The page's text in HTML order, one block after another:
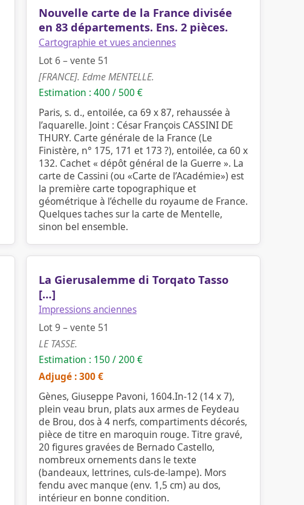
Nouvelle carte de la France divisée
en 83 départements. Ens. 2 pièces.
Cartographie et vues anciennes
Lot 6 – vente 51
[FRANCE]. Edme MENTELLE.
Estimation : 400 / 500 €
Paris, s. d., entoilée, ca 69 x 87, rehaussée à
l’aquarelle. Joint : César François CASSINI DE
THURY. Carte générale de la France (Le
Finistère, n° 175, 171 et 173 ?), entoilée, ca 60 x
132. Cachet « dépôt général de la Guerre ». La
carte de Cassini (ou «Carte de l’Académie») est
la première carte topographique et
géométrique à l’échelle du royaume de France.
Quelques taches sur la carte de Mentelle,
sinon bel ensemble.
La Gierusalemme di Torqato Tasso
[…]
Impressions anciennes
Lot 9 – vente 51
LE TASSE.
Estimation : 150 / 200 €
Adjugé : 300 €
Gènes, Giuseppe Pavoni, 1604.In-12 (14 x 7),
plein veau brun, plats aux armes de Feydeau
de Brou, dos à 4 nerfs, compartiments décorés,
pièce de titre en maroquin rouge. Titre gravé,
20 figures gravées de Bernado Castello,
nombreux ornements dans le texte
(bandeaux, lettrines, culs-de-lampe). Mors
fendu avec manque (env. 1,5 cm) au dos,
intérieur en bonne condition.